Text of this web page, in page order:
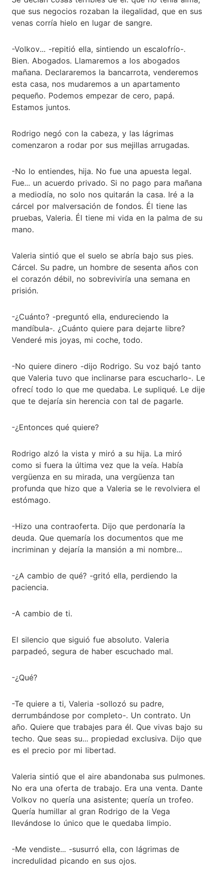
que sus negocios rozaban la ilegalidad, que en sus
venas corría hielo en lugar de sangre.
-Volkov... -repitió ella, sintiendo un escalofrío-.
Bien. Abogados. Llamaremos a los abogados
mañana. Declararemos la bancarrota, venderemos
esta casa, nos mudaremos a un apartamento
pequeño. Podemos empezar de cero, papá.
Estamos juntos.
Rodrigo negó con la cabeza, y las lágrimas
comenzaron a rodar por sus mejillas arrugadas.
-No lo entiendes, hija. No fue una apuesta legal.
Fue... un acuerdo privado. Si no pago para mañana
a mediodía, no solo nos quitarán la casa. Iré a la
cárcel por malversación de fondos. Él tiene las
pruebas, Valeria. Él tiene mi vida en la palma de su
mano.
Valeria sintió que el suelo se abría bajo sus pies.
Cárcel. Su padre, un hombre de sesenta años con
el corazón débil, no sobreviviría una semana en
prisión.
-¿Cuánto? -preguntó ella, endureciendo la
mandíbula-. ¿Cuánto quiere para dejarte libre?
Venderé mis joyas, mi coche, todo.
-No quiere dinero -dijo Rodrigo. Su voz bajó tanto
que Valeria tuvo que inclinarse para escucharlo-. Le
ofrecí todo lo que me quedaba. Le supliqué. Le dije
que te dejaría sin herencia con tal de pagarle.
-¿Entonces qué quiere?
Rodrigo alzó la vista y miró a su hija. La miró
como si fuera la última vez que la veía. Había
vergüenza en su mirada, una vergüenza tan
profunda que hizo que a Valeria se le revolviera el
estómago.
-Hizo una contraoferta. Dijo que perdonaría la
deuda. Que quemaría los documentos que me
incriminan y dejaría la mansión a mi nombre...
-¿A cambio de qué? -gritó ella, perdiendo la
paciencia.
-A cambio de ti.
El silencio que siguió fue absoluto. Valeria
parpadeó, segura de haber escuchado mal.
-¿Qué?
-Te quiere a ti, Valeria -sollozó su padre,
derrumbándose por completo-. Un contrato. Un
año. Quiere que trabajes para él. Que vivas bajo su
techo. Que seas su... propiedad exclusiva. Dijo que
es el precio por mi libertad.
Valeria sintió que el aire abandonaba sus pulmones.
No era una oferta de trabajo. Era una venta. Dante
Volkov no quería una asistente; quería un trofeo.
Quería humillar al gran Rodrigo de la Vega
llevándose lo único que le quedaba limpio.
-Me vendiste... -susurró ella, con lágrimas de
incredulidad picando en sus ojos.